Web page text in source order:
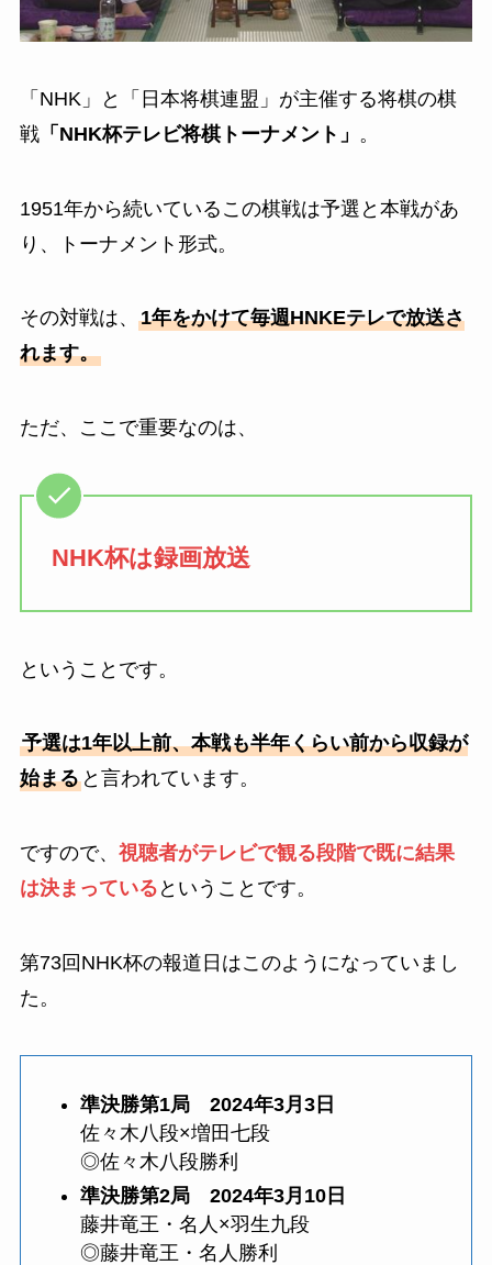
「NHK」と「日本将棋連盟」が主催する将棋の棋
戦「NHK杯テレビ将棋トーナメント」 。
1951年から続いているこの棋戦は予選と本戦があ
り、トーナメント形式。
その対戦は、 1年をかけて毎週HNKEテレで放送さ
れます。
ただ、ここで重要なのは、
NHK杯は録画放送
ということです。
予選は1年以上前、本戦も半年くらい前から収録が
始まると言われています。
ですので、 視聴者がテレビで観る段階で既に結果
は決まっている ということです。
第73回NHK杯の報道日はこのようになっていまし
た。
準決勝第1局 2024年3月3日
佐々木八段×増田七段
◎佐々木八段勝利
準決勝第2局 2024年3月10日
藤井竜王・名人×羽生九段
◎藤井竜王・名人勝利